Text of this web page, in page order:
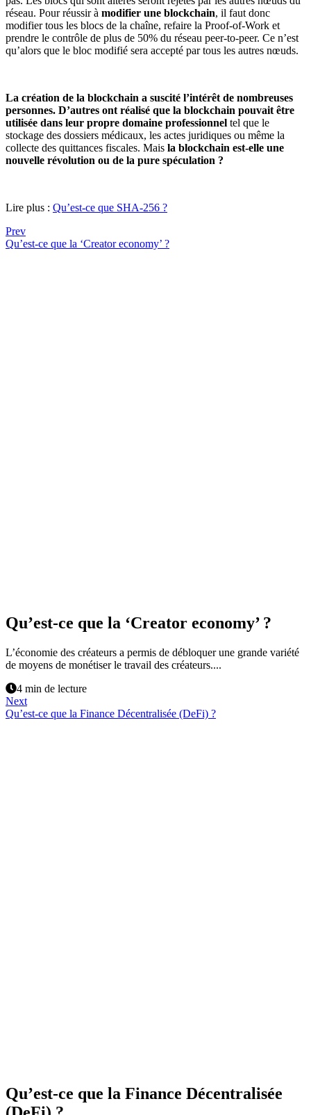
réseau. Pour réussir à modifier une blockchain, il faut donc
modifier tous les blocs de la chaîne, refaire la Proof-of-Work et
prendre le contrôle de plus de 50% du réseau peer-to-peer. Ce n’est
qu’alors que le bloc modifié sera accepté par tous les autres nœuds.
La création de la blockchain a suscité l’intérêt de nombreuses
personnes. D’autres ont réalisé que la blockchain pouvait être
utilisée dans leur propre domaine professionnel tel que le
stockage des dossiers médicaux, les actes juridiques ou même la
collecte des quittances fiscales. Mais la blockchain est-elle une
nouvelle révolution ou de la pure spéculation ?
Lire plus : Qu’est-ce que SHA-256 ?
Prev
Qu’est-ce que la ‘Creator economy’ ?
Qu’est-ce que la ‘Creator economy’ ?
L’économie des créateurs a permis de débloquer une grande variété
de moyens de monétiser le travail des créateurs....
4 min de lecture
Next
Qu’est-ce que la Finance Décentralisée (DeFi) ?
Qu’est-ce que la Finance Décentralisée